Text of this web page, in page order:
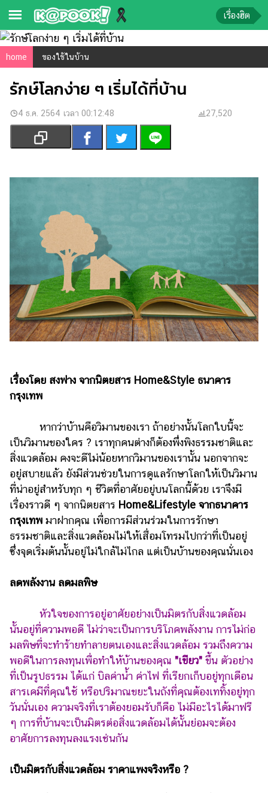
ข่าว-
ความ
รู้
ข่าว
ข่าว
บันเทิง
บอล
การ
ศึกษา
บันเทิง
ดู
หนัง
Music
Station
ละคร
บันเทิง
เกาหลี
ไลฟ์
ไตล์
วง
ผู้ชาย
สุขภาพ
ท่อง
เที่ยว
สูตร
อาหาร
ช้อป
เรื่องฮิต
home ของใช้ในบ้าน
รักษ์โลกง่าย ๆ เริ่มได้ที่บ้าน
4 ธ.ค. 2564 เวลา 00:12:48 27,520
เรื่องโดย สงฟาง จากนิตยสาร Home&Style ธนาคาร
กรุงเทพ
หากว่าบ้านคือวิมานของเรา ถ้าอย่างนั้นโลกใบนี้จะ
เป็นวิมานของใคร ? เราทุกคนต่างก็ต้องพึ่งพิงธรรมชาติและ
สิ่งแวดล้อม คงจะดีไม่น้อยหากวิมานของเรานั้น นอกจากจะ
อยู่สบายแล้ว ยังมีส่วนช่วยในการดูแลรักษาโลกให้เป็นวิมาน
ที่น่าอยู่สำหรับทุก ๆ ชีวิตที่อาศัยอยู่บนโลกนี้ด้วย เราจึงมี
เรื่องราวดี ๆ จากนิตยสาร Home&Lifestyle จากธนาคาร
กรุงเทพ มาฝากคุณ เพื่อการมีส่วนร่วมในการรักษา
ธรรมชาติและสิ่งแวดล้อมไม่ให้เสื่อมโทรมไปกว่าที่เป็นอยู่
ซึ่งจุดเริ่มต้นนั้นอยู่ไม่ใกล้ไม่ไกล แต่เป็นบ้านของคุณนั่นเอง
ลดพลังงาน ลดมลพิษ
หัวใจของการอยู่อาศัยอย่างเป็นมิตรกับสิ่งแวดล้อม
นั้นอยู่ที่ความพอดี ไม่ว่าจะเป็นการบริโภคพลังงาน การไม่ก่อ
มลพิษที่จะทำร้ายทำลายตนเองและสิ่งแวดล้อม รวมถึงความ
พอดีในการลงทุนเพื่อทำให้บ้านของคุณ "เขียว" ขึ้น ตัวอย่าง
ที่เป็นรูปธรรม ได้แก่ บิลค่าน้ำ ค่าไฟ ที่เรียกเก็บอยู่ทุกเดือน
สารเคมีที่คุณใช้ หรือปริมาณขยะในถังที่คุณต้องเททิ้งอยู่ทุก
วันนั่นเอง ความจริงที่เราต้องยอมรับก็คือ ไม่มีอะไรได้มาฟรี
ๆ การที่บ้านจะเป็นมิตรต่อสิ่งแวดล้อมได้นั้นย่อมจะต้อง
อาศัยการลงทุนลงแรงเช่นกัน
เป็นมิตรกับสิ่งแวดล้อม ราคาแพงจริงหรือ ?